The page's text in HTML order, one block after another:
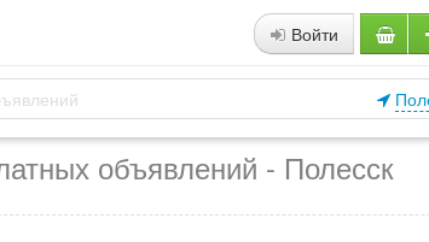
Войти
объявлений - Полесск